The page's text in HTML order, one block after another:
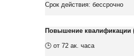
Срок действия: бессрочно
Повышение квалификации
🕒 от 72 ак. часа